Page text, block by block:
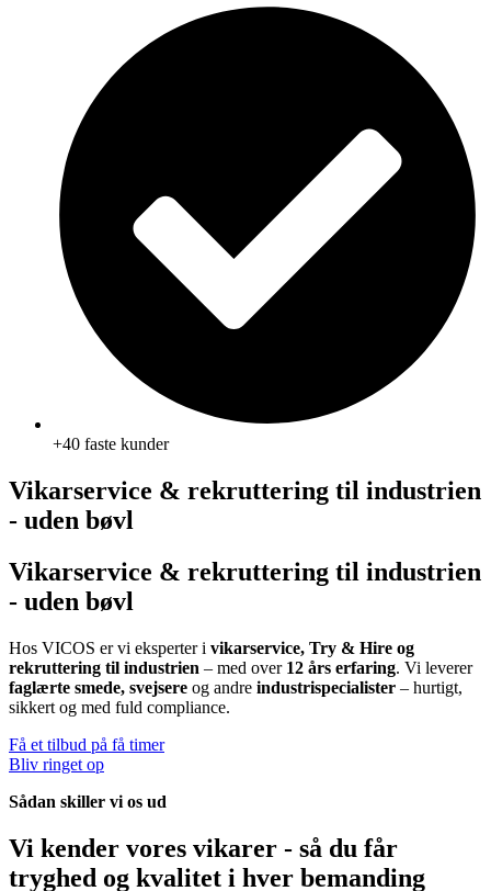
+40 faste kunder
Vikarservice & rekruttering til industrien
- uden bøvl
Vikarservice & rekruttering til industrien
- uden bøvl
Hos VICOS er vi eksperter i vikarservice, Try & Hire og
rekruttering til industrien – med over 12 års erfaring. Vi leverer
faglærte smede, svejsere og andre industrispecialister – hurtigt,
sikkert og med fuld compliance.
Få et tilbud på få timer
Bliv ringet op
Sådan skiller vi os ud
Vi kender vores vikarer - så du får
tryghed og kvalitet i hver bemanding